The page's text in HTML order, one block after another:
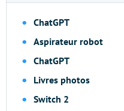
ChatGPT
Aspirateur robot
ChatGPT
Livres photos
Switch 2